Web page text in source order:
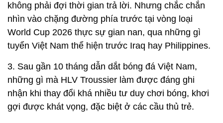
không phải đợi thời gian trả lời. Nhưng chắc chắn
nhìn vào chặng đường phía trước tại vòng loại
World Cup 2026 thực sự gian nan, qua những gì
tuyển Việt Nam thể hiện trước Iraq hay Philippines.
3. Sau gần 10 tháng dẫn dắt bóng đá Việt Nam,
những gì mà HLV Troussier làm được đáng ghi
nhận khi thay đổi khá nhiều tư duy chơi bóng, khơi
gợi được khát vọng, đặc biệt ở các cầu thủ trẻ.